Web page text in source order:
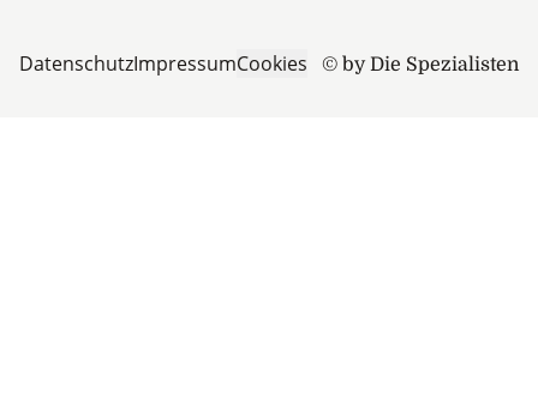
© by Die Spezialisten
DatenschutzImpressumCookies